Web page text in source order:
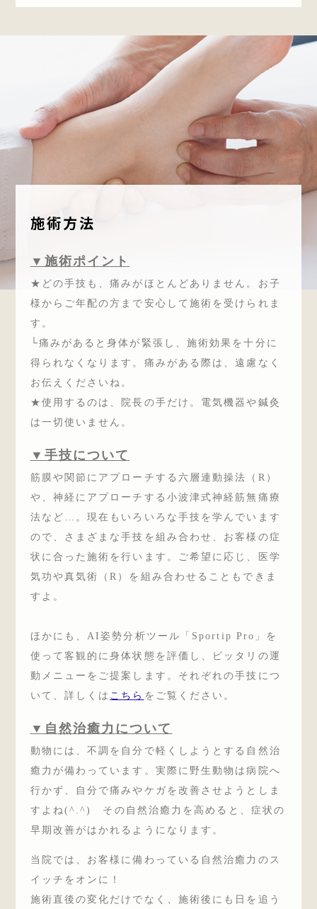
施術方法
▼施術ポイント
★どの手技も、痛みがほとんどありません。お子
様からご年配の方まで安心して施術を受けられま
す。
└痛みがあると身体が緊張し、施術効果を十分に
得られなくなります。痛みがある際は、遠慮なく
お伝えくださいね。
★使用するのは、院長の手だけ。電気機器や鍼灸
は一切使いません。
▼手技について
筋膜や関節にアプローチする六層連動操法（R）
や、神経にアプローチする小波津式神経筋無痛療
法など…。現在もいろいろな手技を学んでいます
ので、さまざまな手技を組み合わせ、お客様の症
状に合った施術を行います。ご希望に応じ、医学
気功や真気術（R）を組み合わせることもできま
すよ。
ほかにも、AI姿勢分析ツール「Sportip Pro」を
使って客観的に身体状態を評価し、ピッタリの運
動メニューをご提案します。それぞれの手技につ
いて、詳しくは こちら をご覧ください。
▼自然治癒力について
動物には、不調を自分で軽くしようとする自然治
癒力が備わっています。実際に野生動物は病院へ
行かず、自分で痛みやケガを改善させようとしま
すよね(^.^) その自然治癒力を高めると、症状の
早期改善がはかれるようになります。
当院では、お客様に備わっている自然治癒力のス
イッチをオンに！
施術直後の変化だけでなく、施術後にも日を追う